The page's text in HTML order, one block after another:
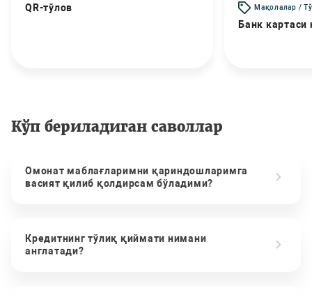
QR-тўлов Мақолалар /
Банк картаси
Кўп бериладиган саволлар
Омонат маблағларимни қариндошларимга
васият қилиб қолдирсам бўладими?
Кредитнинг тўлиқ қиймати нимани
англатади?